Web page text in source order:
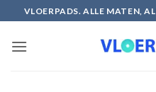
naar
inhoud
VLOERPADS. ALLE MATEN,